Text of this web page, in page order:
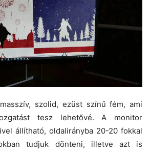
szolid, ezüst színű fém, ami
tesz lehetővé. A monitor
állítható, oldalirányba 20-20 fokkal
tudjuk dönteni, illetve azt is